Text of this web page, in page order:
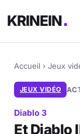
KRINEIN
Accueil › Jeux
JEUX VIDÉO
Diablo 3
Et